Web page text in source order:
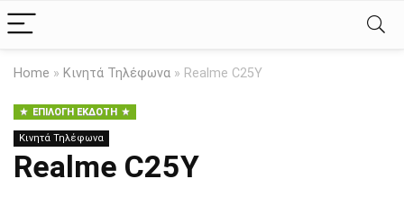
Home » Κινητά Τηλέφωνα » Realme C25Y
ΕΠΙΛΟΓΉ ΕΚΔΌΤΗ
Κινητά Τηλέφωνα
Realme C25Y